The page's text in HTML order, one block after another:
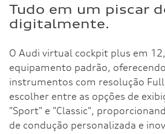
Tudo em um piscar
digitalmente.
O Audi virtual cockpit plus em
equipamento padrão,
instrumentos com resolução Full
escolher entre as opções de
"Sport" e "Classic",
de condução personalizada e